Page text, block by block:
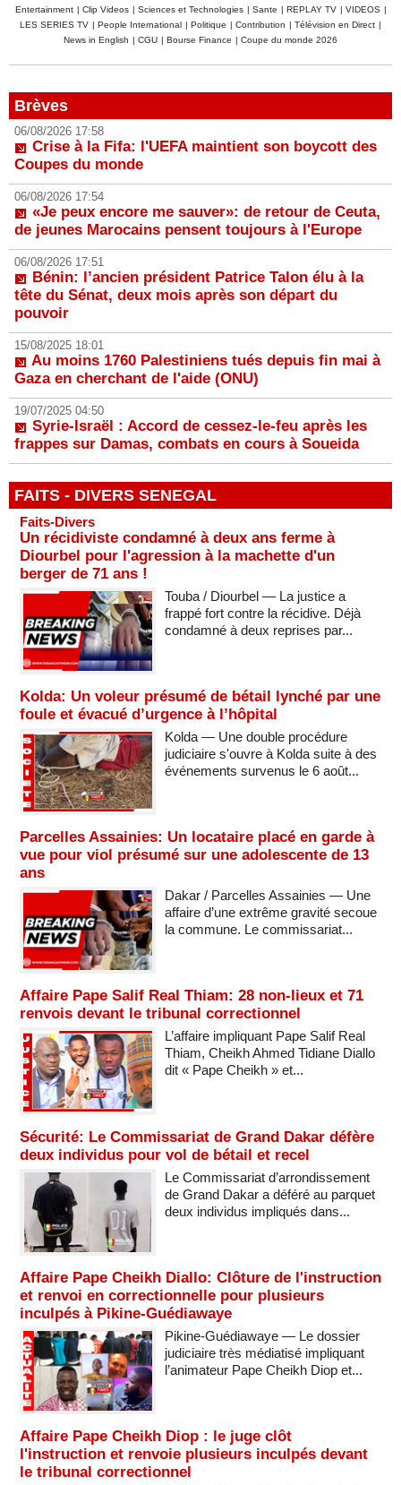
Entertainment Clip Videos Sciences et Technologies Sante REPLAY TV VIDEOS
LES SERIES TV
People International Politique Contribution Télévision en Direct
News in English
CGU Bourse Finance Coupe du monde 2026
Brèves
06/08/2026 17:58
Crise à la Fifa: l'UEFA maintient son boycott des
Coupes du monde
06/08/2026 17:54
«Je peux encore me sauver»: de retour de Ceuta,
de jeunes Marocains pensent toujours à l'Europe
06/08/2026 17:51
Bénin: l’ancien président Patrice Talon élu à la
tête du Sénat, deux mois après son départ du
pouvoir
15/08/2025 18:01
Au moins 1760 Palestiniens tués depuis fin mai à
Gaza en cherchant de l'aide (ONU)
19/07/2025 04:50
Syrie-Israël : Accord de cessez-le-feu après les
frappes sur Damas, combats en cours à Soueida
FAITS - DIVERS SENEGAL
Faits-Divers
Un récidiviste condamné à deux ans ferme à
Diourbel pour l'agression à la machette d'un
berger de 71 ans !
Touba / Diourbel — La justice a
frappé fort contre la récidive. Déjà
condamné à deux reprises par...
Kolda: Un voleur présumé de bétail lynché par une
foule et évacué d’urgence à l’hôpital
Kolda — Une double procédure
judiciaire s'ouvre à Kolda suite à des
événements survenus le 6 août...
Parcelles Assainies: Un locataire placé en garde à
vue pour viol présumé sur une adolescente de 13
ans
Dakar / Parcelles Assainies — Une
affaire d’une extrême gravité secoue
la commune. Le commissariat...
Affaire Pape Salif Real Thiam: 28 non-lieux et 71
renvois devant le tribunal correctionnel
L’affaire impliquant Pape Salif Real
Thiam, Cheikh Ahmed Tidiane Diallo
dit « Pape Cheikh » et...
Sécurité: Le Commissariat de Grand Dakar défère
deux individus pour vol de bétail et recel
Le Commissariat d’arrondissement
de Grand Dakar a déféré au parquet
deux individus impliqués dans...
Affaire Pape Cheikh Diallo: Clôture de l'instruction
et renvoi en correctionnelle pour plusieurs
inculpés à Pikine-Guédiawaye
Pikine-Guédiawaye — Le dossier
judiciaire très médiatisé impliquant
l’animateur Pape Cheikh Diop et...
Affaire Pape Cheikh Diop : le juge clôt
l'instruction et renvoie plusieurs inculpés devant
le tribunal correctionnel